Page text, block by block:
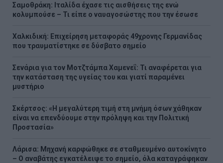
Σαμοθράκη: Ιταλίδα έχασε τις αισθήσεις της ενώ
κολυμπούσε – Τι είπε ο ναυαγοσώστης που την έσωσε
Χαλκιδική: Επιχείρηση μεταφοράς 49χρονης Γερμανίδας
που τραυματίστηκε σε δύσβατο σημείο
Σενάρια για τον Μοτζτάμπα Χαμενεΐ: Τι αναφέρεται για
την κατάσταση της υγείας του και γιατί παραμένει
μυστήριο
Σκέρτσος: «Η μεγαλύτερη τιμή στη μνήμη όσων χάθηκαν
είναι να επενδύουμε στην πρόληψη και την Πολιτική
Προστασία»
Λάρισα: Μηχανή καρφώθηκε σε σταθμευμένο αυτοκίνητο
– Ο αναβάτης εγκατέλειψε το σημείο, όλα καταγράφηκαν